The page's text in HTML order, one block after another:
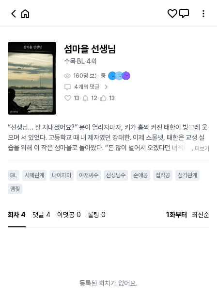
섬마을 선생님
수목·BL·4화
160명 보는 중
4개의 댓글
13· 12· 13
“선생님… 잘 지내셨어요?” 문이 열리자마자, 키가 훌쩍 커진 태한이 빙그레 웃
으며 서 있었다. 고등학교 때 내 제자였던 강태한. 이제 스물넷, 태한은 교생 실
습을 위해 이 작은 섬마을로 돌아왔다. “돈 많이 벌어서 오겠다던 녀석이… 교생
동안만 신세를 지겠다고 했다. 섬은 좁다. 빈집도 거의 없고, 여관은 이미 오래전
에 문을 닫았다. 결국 지한은 어쩔 수 없이 고개를 끄덕였다. “…교생 끝날 때까
려앉는 순간이었다. 그리고 그날 밤, 작은 섬의 외딴 집에서, 지한은 오랜만에 내
몸이 떨리는 걸 느꼈다. “태한아… 읏… 안돼...” “이제는 선생님 놓치기 싫어요.”
...더보기
BL 사제관계 나이차이 아저씨수 선생님수 순애공 집착공
삼각관계
맴찢
회차 4 댓글 4 이멋공 0 롤링 0 1화부터 최신순
등록된 회차가 없어요.